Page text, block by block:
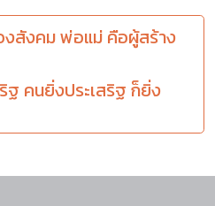
งสังคม พ่อแม่ คือผู้สร้าง
ฐ คนยิ่งประเสริฐ ก็ยิ่ง